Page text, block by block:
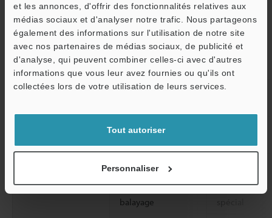
et les annonces, d'offrir des fonctionnalités relatives aux
médias sociaux et d'analyser notre trafic. Nous partageons
également des informations sur l'utilisation de notre site
avec nos partenaires de médias sociaux, de publicité et
d'analyse, qui peuvent combiner celles-ci avec d'autres
informations que vous leur avez fournies ou qu'ils ont
collectées lors de votre utilisation de leurs services.
Tout autoriser
Personnaliser
Format d’image
Taille de l’image observable
Méthode d’émission
Fréquence de
balayage
Moniteur LCD
Service / SAV